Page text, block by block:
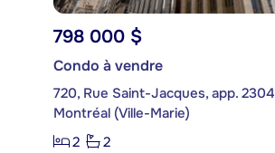
798 000 $
Condo à vendre
720, Rue Saint-Jacques, app. 2304
Montréal (Ville-Marie)
2
2